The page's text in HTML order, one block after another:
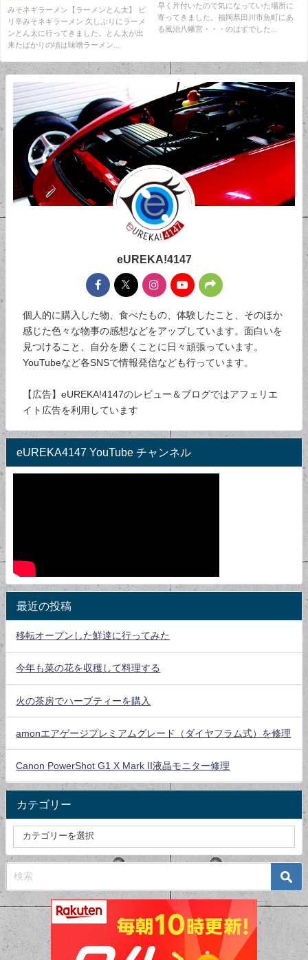
みそネギラーメン【ラーメンとん太】 ピ
リ辛みそネギラーメン 久しぶりにラーメ
ンとん太に行ってきました。とん太が出
来たばかりの頃は味噌ラーメン...
早く片付いたので気になっていた場所に
寄ってきました。福岡県田川市魚町にあ
る風治八幡宮・・・のはずでした...
eUREKA!4147
個人的に購入した物、食べたもの、体験したこと、そのほか
感じた色々な物事の感想などをアップしています。面白いを
見つけること、自分を磨くことに日々頑張っています。
YouTubeなど各SNSで情報発信なども行っています。
【広告】eUREKA!4147のレビュー＆ブログではアフェリエ
イト広告を利用しています
eUREKA4147 YouTube チャンネル
最近の投稿
移転オープンした鮮達に行ってみた
今年も菜の花を収穫して料理する
火の茶房でハーブティーを購入
amonエアゲージプレミアムグレード（ダイヤフラム式）を修理
Canon PowerShot G1 X Mark II液晶モニター修理
カテゴリー